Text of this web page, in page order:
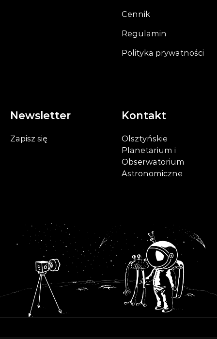
Cennik
Regulamin
Polityka prywatności
Newsletter
Zapisz się
Kontakt
Olsztyńskie
Planetarium i
Obserwatorium
Astronomiczne